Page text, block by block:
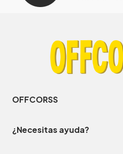
OFFCORSS
¿Necesitas ayuda?